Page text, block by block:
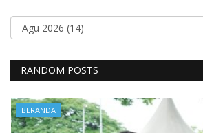
RANDOM POSTS
BERANDA